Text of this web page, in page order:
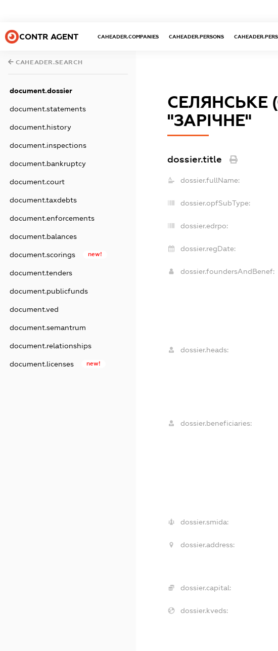
CONTR AGENT CAHEADER.COMPANIES CAHEADER.PERSONS
CAHEADER.SEARCH
document.dossier
document.statements
document.history
document.inspections
document.bankruptcy
document.court
document.taxdebts
document.enforcements
document.balances
document.scorings new!
document.tenders
document.publicfunds
document.ved
document.semantrum
document.relationships
document.licenses new!
СЕЛЯНСЬКЕ
"ЗАРІЧНЕ"
dossier.title
dossier.fullName:
dossier.opfSubType:
dossier.edrpo:
dossier.regDate:
dossier.foundersAndBenef:
dossier.heads:
dossier.beneficiaries:
dossier.smida:
dossier.address:
dossier.capital:
dossier.kveds: